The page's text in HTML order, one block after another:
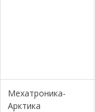
Мехатроника-
Арктика